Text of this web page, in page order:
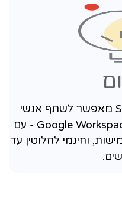
Shared Contacts Manager מאפשר לשתף אנשי
קשר בין כל חברי הצוות ב-Google Workspace - עם
וחינמי לחלוטין עד